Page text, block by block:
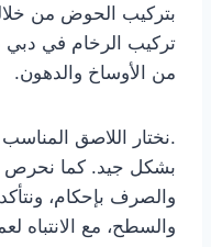
بتركيب الحوض من
تركيب الرخام في دبي
من الأوساخ والدهون.
.نختار اللاصق
بشكل جيد. كما نحرص
والصرف بإحكام،
والسطح، مع الانتباه